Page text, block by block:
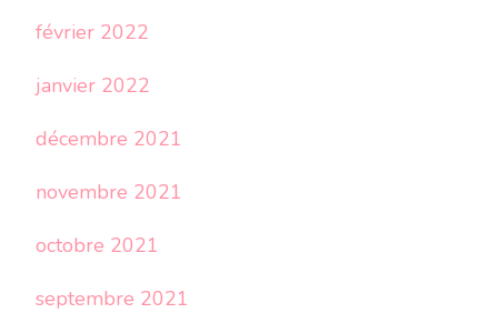
février 2022
janvier 2022
décembre 2021
novembre 2021
octobre 2021
septembre 2021